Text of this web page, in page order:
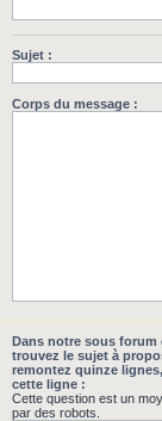
Sujet :
Corps du message :
Dans notre sous forum
trouvez le sujet à
remontez quinze
cette ligne :
Cette question est un
par des robots.